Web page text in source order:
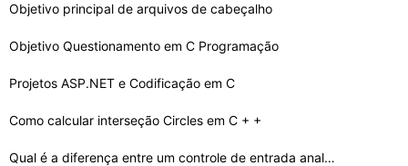
Objetivo principal de arquivos de cabeçalho
Objetivo Questionamento em C Programação
Projetos ASP.NET e Codificação em C
Como calcular interseção Circles em C + +
Qual é a diferença entre um controle de entrada analó…